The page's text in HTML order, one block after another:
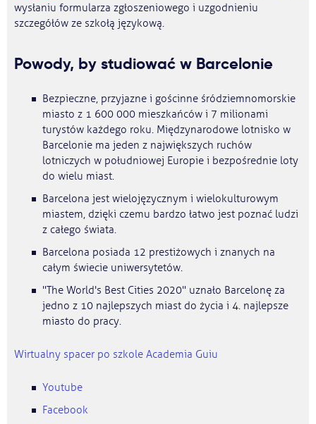
wysłaniu formularza zgłoszeniowego i uzgodnieniu
szczegółów ze szkołą językową.
Powody, by studiować w Barcelonie
Bezpieczne, przyjazne i gościnne śródziemnomorskie
miasto z 1 600 000 mieszkańców i 7 milionami
turystów każdego roku. Międzynarodowe lotnisko w
Barcelonie ma jeden z największych ruchów
lotniczych w południowej Europie i bezpośrednie loty
do wielu miast.
Barcelona jest wielojęzycznym i wielokulturowym
miastem, dzięki czemu bardzo łatwo jest poznać ludzi
z całego świata.
Barcelona posiada 12 prestiżowych i znanych na
całym świecie uniwersytetów.
"The World's Best Cities 2020" uznało Barcelonę za
jedno z 10 najlepszych miast do życia i 4. najlepsze
miasto do pracy.
Wirtualny spacer po szkole Academia Guiu
Youtube
Facebook